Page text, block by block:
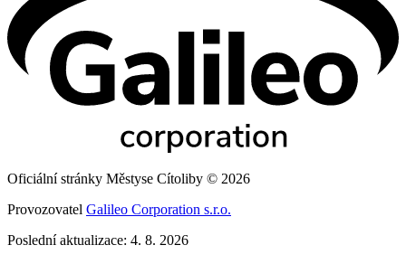
Oficiální stránky Městyse Cítoliby © 2026
Provozovatel Galileo Corporation s.r.o.
Poslední aktualizace: 4. 8. 2026